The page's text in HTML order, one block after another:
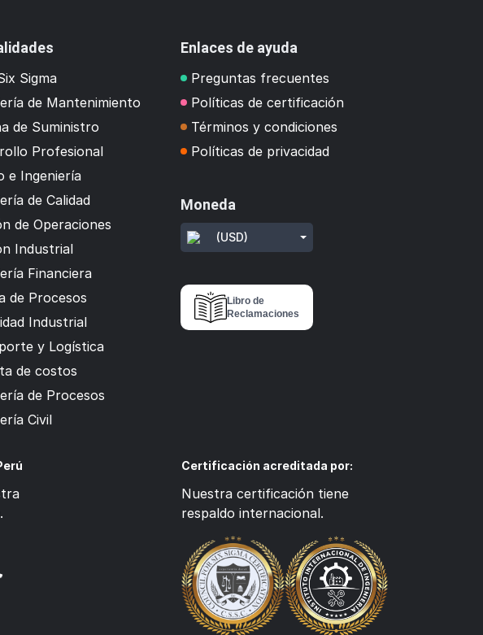
Sigma
de Mantenimiento
de Suministro
Profesional
e Ingeniería
de Calidad
de Operaciones
Industrial
Financiera
de Procesos
Industrial
y Logística
de costos
de Procesos
Civil
Enlaces de ayuda
Preguntas frecuentes
Políticas de certificación
Términos y condiciones
Políticas de privacidad
Moneda
(USD)
Libro de
Reclamaciones
Certificación acreditada por:
Nuestra certificación tiene
respaldo internacional.